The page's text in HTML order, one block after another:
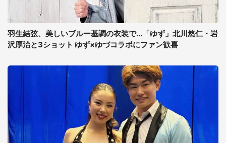
羽生結弦、美しいブルー基調の衣装で...「ゆず」北川悠仁・岩
沢厚治と3ショット ゆず×ゆづコラボにファン歓喜